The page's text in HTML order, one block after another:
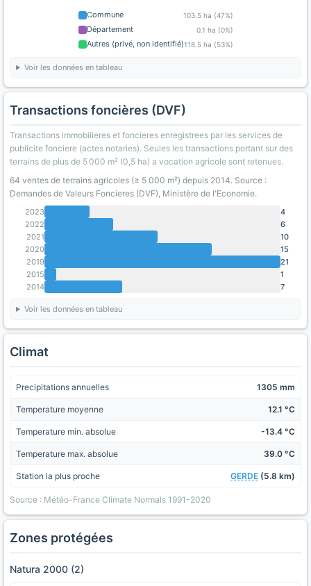
Commune 103.5 ha (47%)
Département 0.1 ha (0%)
Autres (privé, non identifié)118.5 ha (53%)
Voir les données en tableau
Transactions foncières (DVF)
Transactions immobilieres et foncieres enregistrees par les services de
publicite fonciere (actes notaries). Seules les transactions portant sur des
terrains de plus de 5 000 m² (0,5 ha) a vocation agricole sont retenues.
64 ventes de terrains agricoles (≥ 5 000 m²) depuis 2014. Source :
Demandes de Valeurs Foncieres (DVF), Ministère de l'Economie.
2023
4
2022
6
2021
10
2020
15
2019
21
2015
1
2014
7
Voir les données en tableau
Climat
Precipitations annuelles 1305 mm
Temperature moyenne 12.1 °C
Temperature min. absolue -13.4 °C
Temperature max. absolue 39.0 °C
Station la plus proche GERDE (5.8 km)
Source : Météo-France Climate Normals 1991-2020
Zones protégées
Natura 2000 (2)